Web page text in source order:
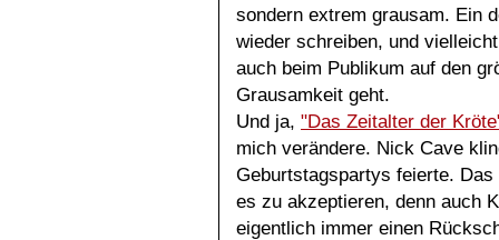
sondern extrem grausam. Ein
wieder schreiben, und
auch beim Publikum auf den
Grausamkeit geht.
Und ja, "Das Zeitalter der
mich verändere. Nick Cave
Geburtstagspartys feierte.
es zu akzeptieren, denn auch
eigentlich immer einen